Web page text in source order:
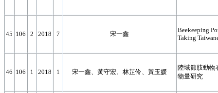
45 106 2 2018 7 宋一鑫
Beekeeping
Taking
46 106 1 2018 1 宋一鑫、黃守宏、林芷伶、黃玉媛
陸域節肢動物
物量研究